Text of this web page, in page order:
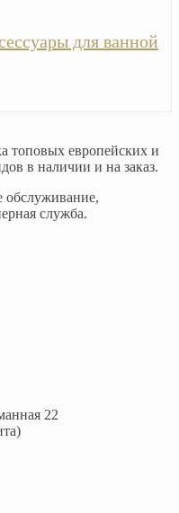
для ванной
топовых европейских и
в наличии и на заказ.
обслуживание,
служба.
22